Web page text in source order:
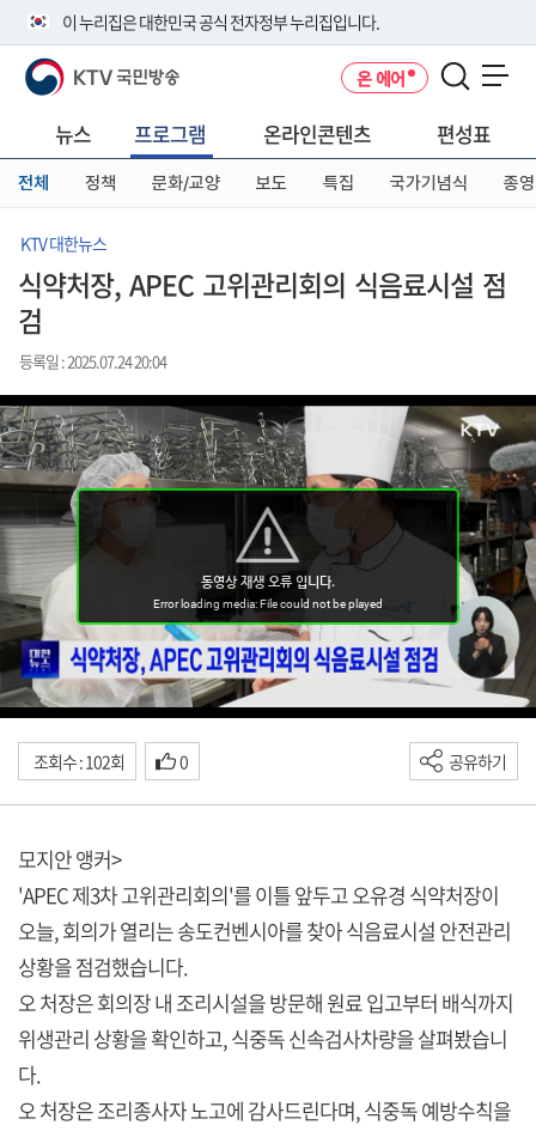
이 누리집은 대한민국 공식 전자정부 누리집입니다.
공식 누리집 주소 확인하기
니다.
이밖에 or.kr 또는 .kr등 다른 도메인 주소를 사용하고 있다면 아래 URL에
서 도메인 주소를 확인해 보세요
KTV 국민방송 온 에어
뉴스 프로그램 온라인콘텐츠 편성표
전체 정책 문화/교양 보도 특집 국가기념식 종영
KTV 대한뉴스
식약처장, APEC 고위관리회의 식음료시설 점
검
등록일 : 2025.07.24 20:04
조회수 : 102회 0 공유하기
모지안 앵커>
'APEC 제3차 고위관리회의'를 이틀 앞두고 오유경 식약처장이
오늘, 회의가 열리는 송도컨벤시아를 찾아 식음료시설 안전관리
상황을 점검했습니다.
오 처장은 회의장 내 조리시설을 방문해 원료 입고부터 배식까지
위생관리 상황을 확인하고, 식중독 신속검사차량을 살펴봤습니
다.
오 처장은 조리종사자 노고에 감사드린다며, 식중독 예방수칙을